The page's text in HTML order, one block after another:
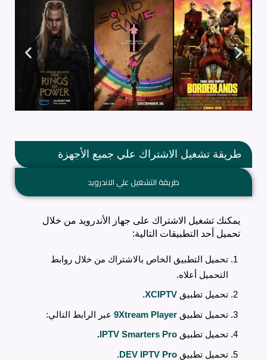
طريقة تشغيل الاشتراك علي جميع الأجهزة
طريقة التشغيل علي الاندرويد
يمكنك تشغيل الاشتراك على جهاز الأندرويد من خلال
تحميل أحد التطبيقات التالية:
تحميل التطبيق الخاص بالاشتراك من خلال روابط
التحميل أعلاه.
تحميل تطبيق XCIPTV
.
تحميل تطبيق 9Xtream Player عبر الرابط التالي:
تحميل تطبيق IPTV Smarters Pro
.
تحميل تطبيق DEV IPTV Pro
.